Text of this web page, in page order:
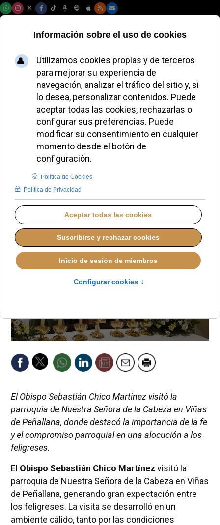
El Obispo Sebastián
Chico Martínez
visita Viñas de
Peñallana y anima
a fortalecer la fe
El Obispo Sebastián Chico Martínez visitó la
parroquia de Nuestra Señora de la Cabeza en Viñas
de Peñallana, donde destacó la importancia de la fe
y el compromiso parroquial en una alocución a los
feligreses.
El Obispo Sebastián Chico Martínez visitó la
parroquia de Nuestra Señora de la Cabeza en Viñas
de Peñallana, generando gran expectación entre
los feligreses. La visita se desarrolló en un
ambiente cálido, tanto por las condiciones